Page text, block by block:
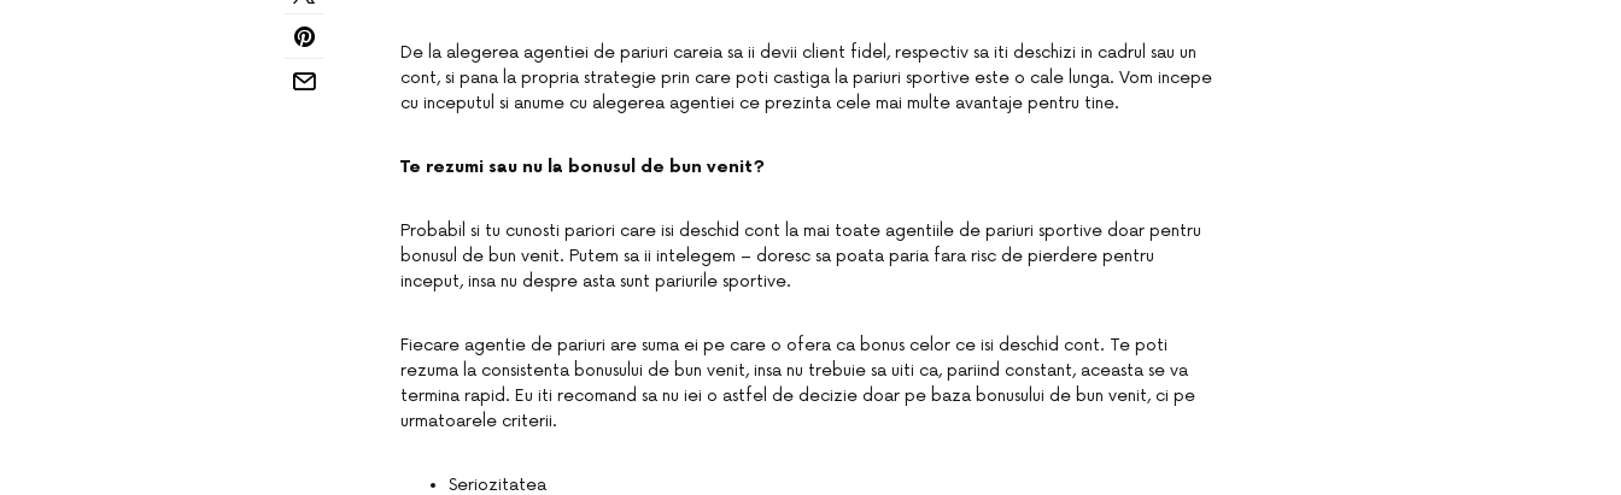
De la alegerea agentiei de pariuri careia sa ii devii client fidel, respectiv sa iti deschizi in cadrul sau un
cont, si pana la propria strategie prin care poti castiga la pariuri sportive este o cale lunga. Vom incepe
cu inceputul si anume cu alegerea agentiei ce prezinta cele mai multe avantaje pentru tine.
Te rezumi sau nu la bonusul de bun venit?
Probabil si tu cunosti pariori care isi deschid cont la mai toate agentiile de pariuri sportive doar pentru
bonusul de bun venit. Putem sa ii intelegem – doresc sa poata paria fara risc de pierdere pentru
inceput, insa nu despre asta sunt pariurile sportive.
Fiecare agentie de pariuri are suma ei pe care o ofera ca bonus celor ce isi deschid cont. Te poti
rezuma la consistenta bonusului de bun venit, insa nu trebuie sa uiti ca, pariind constant, aceasta se va
termina rapid. Eu iti recomand sa nu iei o astfel de decizie doar pe baza bonusului de bun venit, ci pe
urmatoarele criterii.
Seriozitatea